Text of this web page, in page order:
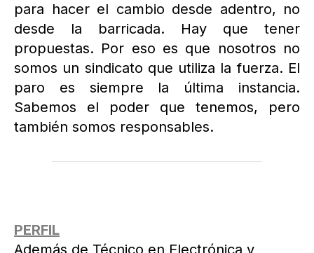
para hacer el cambio desde adentro, no
desde la barricada. Hay que tener
propuestas. Por eso es que nosotros no
somos un sindicato que utiliza la fuerza. El
paro es siempre la última instancia.
Sabemos el poder que tenemos, pero
también somos responsables.
PERFIL
Además de Técnico en Electrónica y